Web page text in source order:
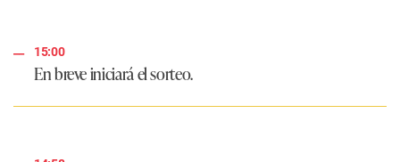
15:00
En breve iniciará el sorteo.